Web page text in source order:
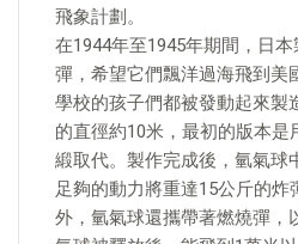
飛象計劃。
在1944年至1945年期間，日
彈，希望它們飄洋過海飛到美
學校的孩子們都被發動起來製
的直徑約10米，最初的版本是
緞取代。製作完成後，氫氣球
足夠的動力將重達15公斤的
外，氫氣球還攜帶著燃燒彈，